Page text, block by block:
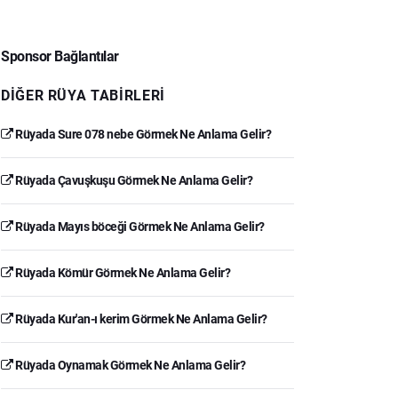
Sponsor Bağlantılar
DIĞER RÜYA TABIRLERI
Rüyada Sure 078 nebe Görmek Ne Anlama Gelir?
Rüyada Çavuşkuşu Görmek Ne Anlama Gelir?
Rüyada Mayıs böceği Görmek Ne Anlama Gelir?
Rüyada Kömür Görmek Ne Anlama Gelir?
Rüyada Kur'an-ı kerim Görmek Ne Anlama Gelir?
Rüyada Oynamak Görmek Ne Anlama Gelir?